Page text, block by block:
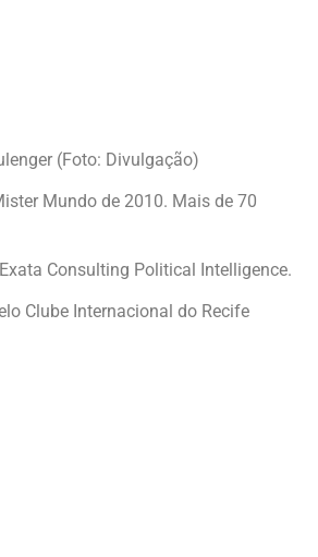
(Foto: Divulgação)
Mundo de 2010. Mais de 70
Consulting Political Intelligence.
Clube Internacional do Recife